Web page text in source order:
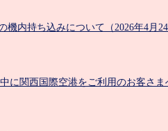
機内持ち込みについて（2026年4月
に関西国際空港をご利用のお客さま